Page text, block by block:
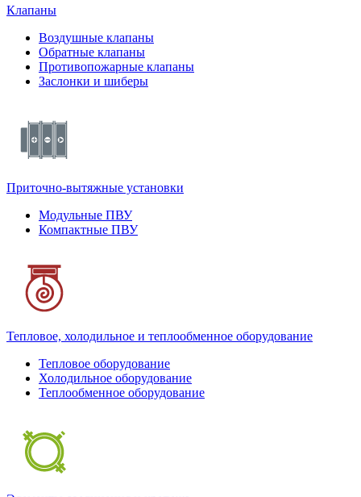
Клапаны
Воздушные клапаны
Обратные клапаны
Противопожарные клапаны
Заслонки и шиберы
Приточно-вытяжные установки
Модульные ПВУ
Компактные ПВУ
Тепловое, холодильное и теплообменное оборудование
Тепловое оборудование
Холодильное оборудование
Теплообменное оборудование